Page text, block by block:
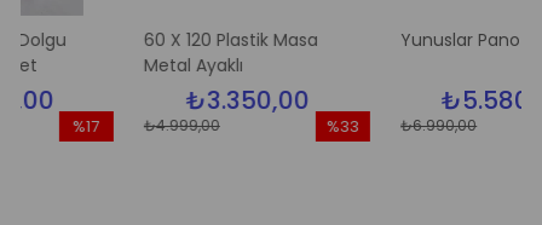
60 X 120 Plastik Masa
Metal Ayaklı
₺3.350,00
₺4.999,00
Yunuslar Pano
₺5.580,00
₺6.990,00